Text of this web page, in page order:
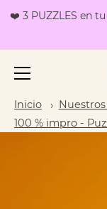
Saltar
❤️ 3 PUZZLES en
Inicio
100 % impro -